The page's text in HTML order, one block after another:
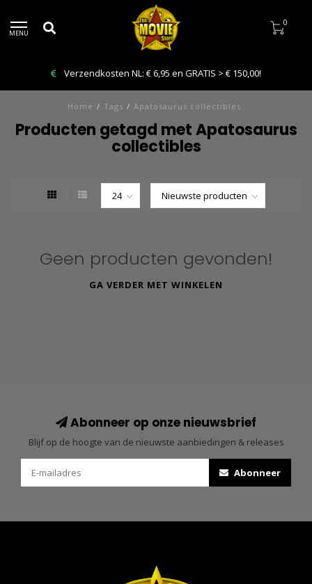
MENU
0
Verzendkosten NL: € 6,95 en GRATIS > € 150,00!
Home / Tags / Apatosaurus collectibles
Producten getagd met Apatosaurus
collectibles
Geen producten gevonden!
GA VERDER MET WINKELEN
Abonneer op onze nieuwsbrief
Blijf op de hoogte van de nieuwste aanbiedingen & releases
Abonneer